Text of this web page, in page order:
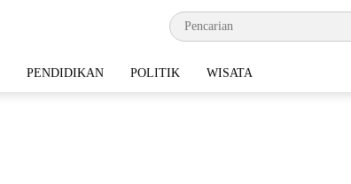
PENDIDIKAN POLITIK WISATA